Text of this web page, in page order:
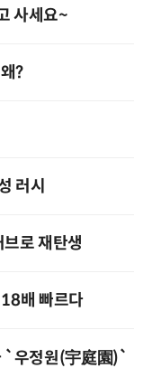
사세요~
?
러시
로 재탄생
배 빠르다
`우정원(宇庭園)`